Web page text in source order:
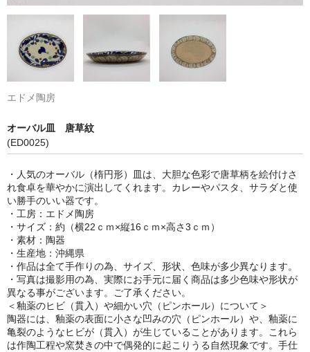
エドメ陶房
オーバル皿 唐草紋
(ED0025)
・人気のオーバル（楕円形）皿は、大胆な色彩で唐草柄を絵付けさ
れ食卓を華やかに演出してくれます。カレーやパスタ、サラダと使
い勝手のいい器です。
・工房：エドメ陶房
・サイズ：約（横22ｃｍ×縦16ｃｍ×高さ3ｃｍ）
・素材：陶器
・生産地：沖縄県
・作品は全て手作りの為、サイズ、形状、色味が多少異なります。
・写真は撮影用の為、実際にお手元に届く商品は多少色味や形状が
異なる事がございます。ご了承ください。
＜釉薬のヒビ（貫入）や細かい穴（ピンホール）について＞
陶器には、釉薬の表面に小さな凹みの穴（ピンホール）や、釉薬に
亀裂のようなヒビが（貫入）が生じていることがあります。これら
は作陶工程や窯焚きの中で偶発的に起こりうる自然現象です。手仕